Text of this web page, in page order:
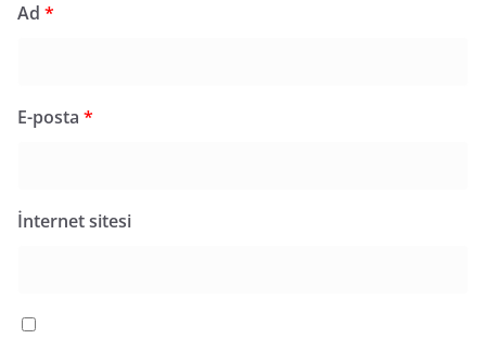
Ad *
E-posta *
İnternet sitesi